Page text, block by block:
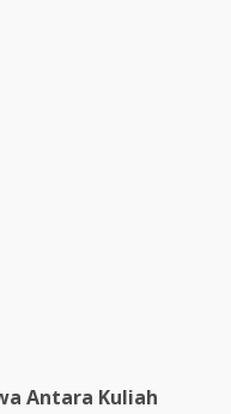
Antara Kuliah